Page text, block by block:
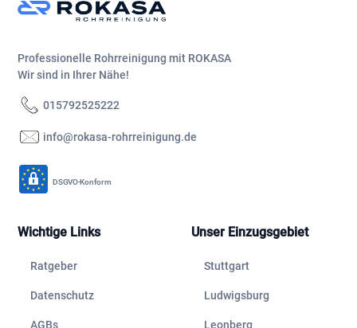
Professionelle Rohrreinigung mit ROKASA
Wir sind in Ihrer Nähe!
015792525222
info@rokasa-rohrreinigung.de
DSGVO-Konform
Wichtige Links
Ratgeber
Datenschutz
AGBs
Unser Einzugsgebiet
Stuttgart
Ludwigsburg
Leonberg